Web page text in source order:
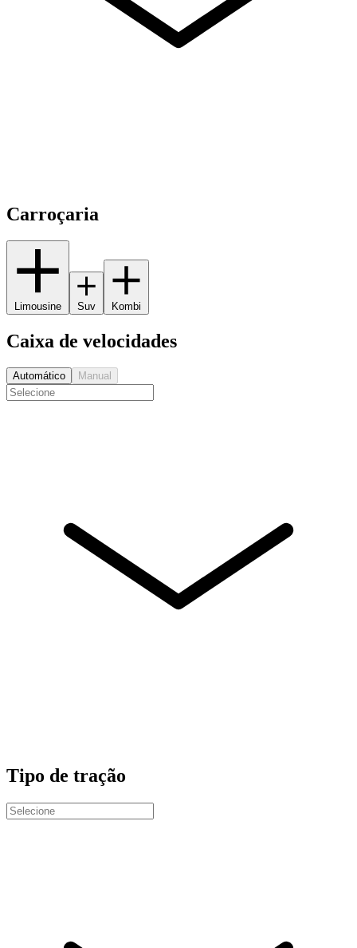
Carroçaria
Limousine Suv Kombi
Caixa de velocidades
Automático Manual
Tipo de tração